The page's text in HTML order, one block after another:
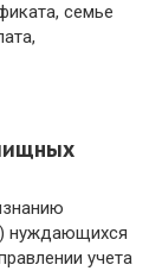
семье
нуждающихся
учета